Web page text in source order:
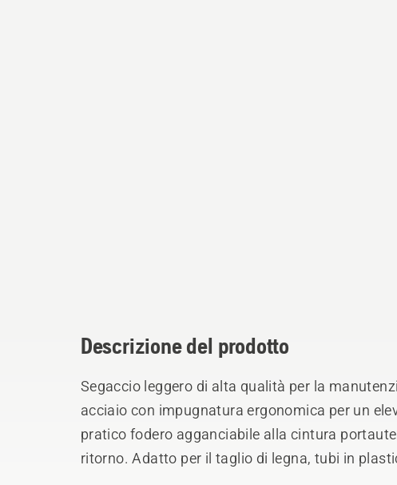
Descrizione del prodotto
Segaccio leggero di alta qualità per la
acciaio con impugnatura ergonomica per un
pratico fodero agganciabile alla cintura
ritorno. Adatto per il taglio di legna, tubi in